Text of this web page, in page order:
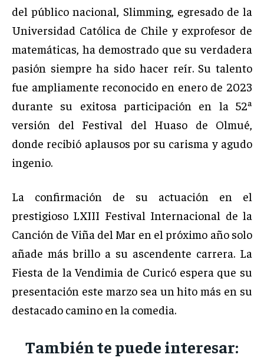
del público nacional, Slimming, egresado de la
Universidad Católica de Chile y exprofesor de
matemáticas, ha demostrado que su verdadera
pasión siempre ha sido hacer reír. Su talento
fue ampliamente reconocido en enero de 2023
durante su exitosa participación en la 52ª
versión del Festival del Huaso de Olmué,
donde recibió aplausos por su carisma y agudo
ingenio.
La confirmación de su actuación en el
prestigioso LXIII Festival Internacional de la
Canción de Viña del Mar en el próximo año solo
añade más brillo a su ascendente carrera. La
Fiesta de la Vendimia de Curicó espera que su
presentación este marzo sea un hito más en su
destacado camino en la comedia.
También te puede interesar: